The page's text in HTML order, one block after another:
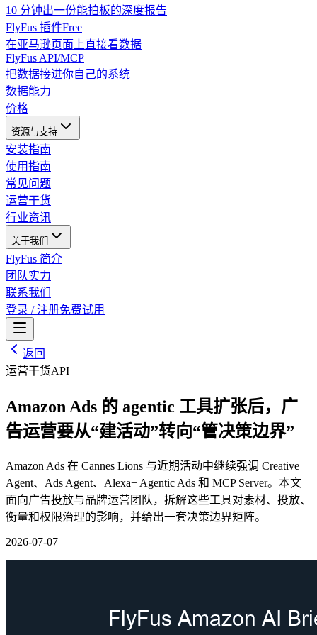
10 分钟出一份能拍板的深度报告
FlyFus 插件Free
在亚马逊页面上直接看数据
FlyFus API/MCP
把数据接进你自己的系统
数据能力
价格
资源与支持
安装指南
使用指南
常见问题
运营干货
行业资讯
关于我们
FlyFus 简介
团队实力
联系我们
登录 / 注册免费试用
返回
运营干货API
Amazon Ads 的 agentic 工具扩张后，广
告运营要从“建活动”转向“管决策边界”
Amazon Ads 在 Cannes Lions 与近期活动中继续强调 Creative
Agent、Ads Agent、Alexa+ Agentic Ads 和 MCP Server。本文
面向广告投放与品牌运营团队，拆解这些工具对素材、投放、
衡量和权限治理的影响，并给出一套决策边界矩阵。
2026-07-07